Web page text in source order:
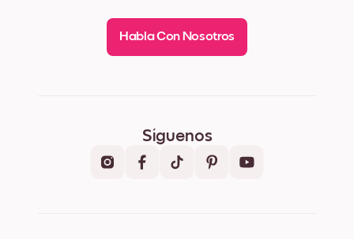
Habla Con Nosotros
Síguenos